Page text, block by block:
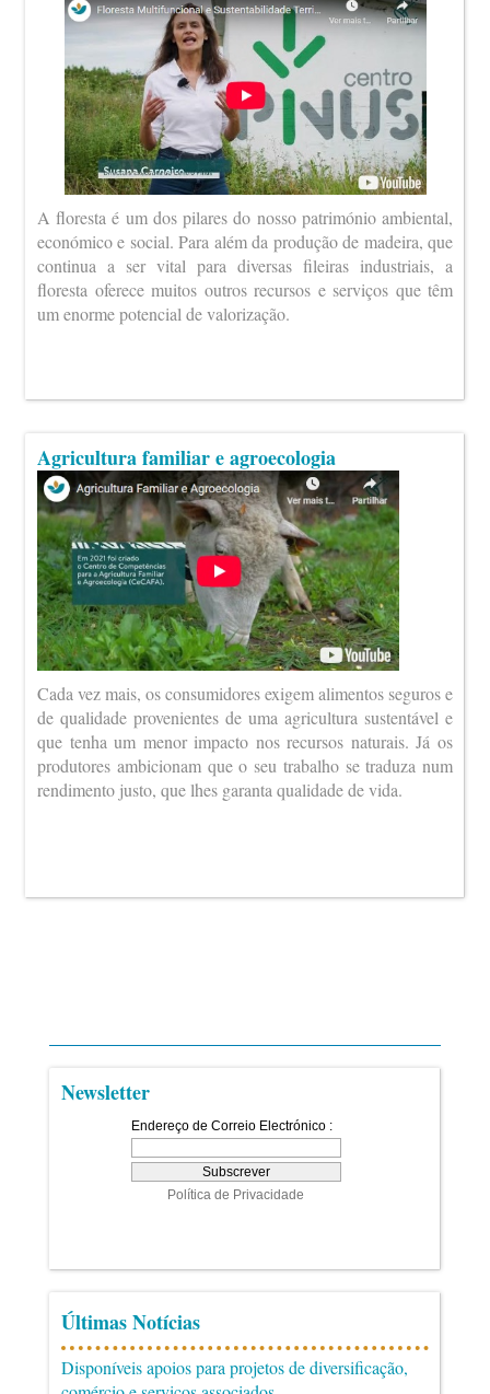
A floresta é um dos pilares do nosso património ambiental,
económico e social. Para além da produção de madeira, que
continua a ser vital para diversas fileiras industriais, a
floresta oferece muitos outros recursos e serviços que têm
um enorme potencial de valorização.
Agricultura familiar e agroecologia
Cada vez mais, os consumidores exigem alimentos seguros e
de qualidade provenientes de uma agricultura sustentável e
que tenha um menor impacto nos recursos naturais. Já os
produtores ambicionam que o seu trabalho se traduza num
rendimento justo, que lhes garanta qualidade de vida.
Newsletter
Últimas Notícias
Disponíveis apoios para projetos de diversificação,